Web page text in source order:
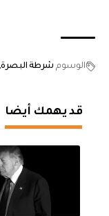
الوسوم شرطة البصرة
قد يهمك أيضا